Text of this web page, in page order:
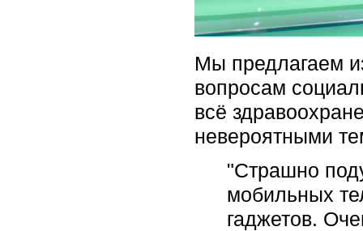
Мы предлагаем
вопросам
всё
невероятными
"Страшно
мобильных
гаджетов.